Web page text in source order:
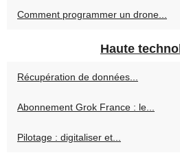
Comment programmer un drone...
Haute
Récupération de données...
Abonnement Grok France : le...
Pilotage : digitaliser et...